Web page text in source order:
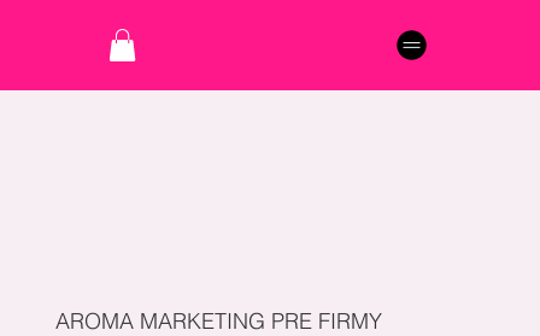
AROMA MARKETING PRE FIRMY